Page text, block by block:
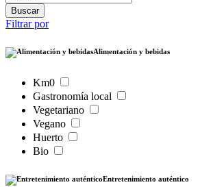
Filtrar por
Alimentación y bebidas
Km0
Gastronomía local
Vegetariano
Vegano
Huerto
Bio
Entretenimiento auténtico